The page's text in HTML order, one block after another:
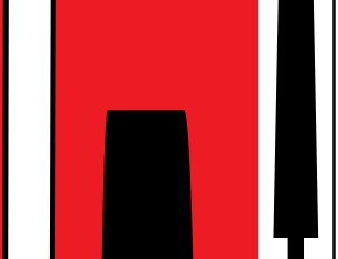
kontroll inom räckhåll
kontroll helt utan besvär med sin peka
kombinerar röststyrning med ett skrollhjul
och låter dig interagera med din TV på ett
personliga genvägar baserat på dina
bekväm, intuitiv och responsiv.
batterier